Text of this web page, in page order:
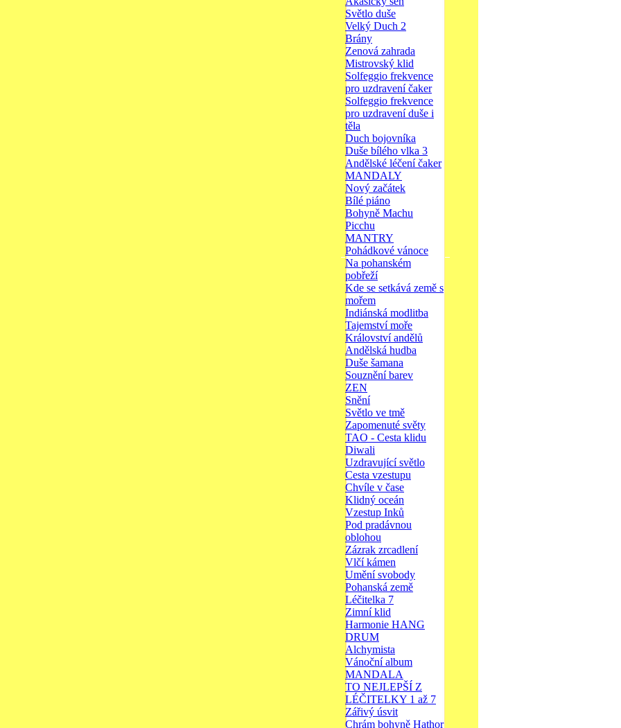
Světlo duše
Velký Duch 2
Brány
Zenová zahrada
Mistrovský klid
Solfeggio frekvence
pro uzdravení čaker
Solfeggio frekvence
pro uzdravení duše i
těla
Duch bojovníka
Duše bílého vlka 3
Andělské léčení čaker
MANDALY
Nový začátek
Bílé piáno
Bohyně Machu
Picchu
MANTRY
Pohádkové vánoce
Na pohanském
pobřeží
Kde se setkává země s
mořem
Indiánská modlitba
Tajemství moře
Království andělů
Andělská hudba
Duše šamana
Souznění barev
ZEN
Snění
Světlo ve tmě
Zapomenuté světy
TAO - Cesta klidu
Diwali
Uzdravující světlo
Cesta vzestupu
Chvíle v čase
Klidný oceán
Vzestup Inků
Pod pradávnou
oblohou
Zázrak zrcadlení
Vlčí kámen
Umění svobody
Pohanská země
Léčitelka 7
Zimní klid
Harmonie HANG
DRUM
Alchymista
Vánoční album
MANDALA
TO NEJLEPŠÍ Z
LÉČITELKY 1 až 7
Zářivý úsvit
Chrám bohyně Hathor